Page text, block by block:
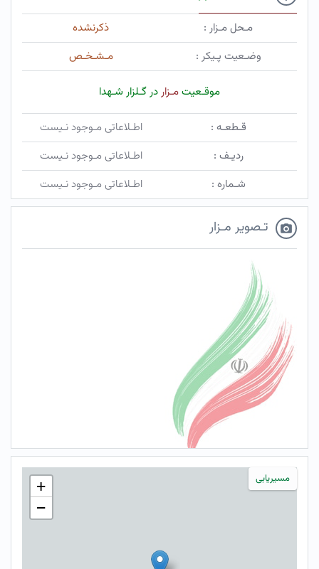
مـحل مـزار :
ذکرنشده
وضـعیت پـیکر :
مـشـخـص
موقـعیتمـزاردر گـلزار شـهدا
قـطعـه :
اطـلاعاتی مـوجود نـیست
ردیـف :
اطـلاعاتی مـوجود نـیست
شـماره :
اطـلاعاتی مـوجود نـیست
تـصویر مـزار
مسیریابی
+
−